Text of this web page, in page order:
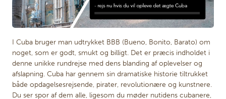
I Cuba bruger man udtrykket BBB (Bueno, Bonito, Barato) om
noget, som er godt, smukt og billigt. Det er præcis indholdet i
denne unikke rundrejse med dens blanding af oplevelser og
afslapning. Cuba har gennem sin dramatiske historie tiltrukket
både opdagelsesrejsende, pirater, revolutionære og kunstnere.
Du ser spor af dem alle, ligesom du møder nutidens cubanere,